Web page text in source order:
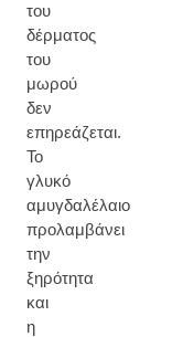
του
δέρματος
του
μωρού
δεν
επηρεάζεται.
Το
γλυκό
αμυγδαλέλαιο
προλαμβάνει
την
ξηρότητα
και
η